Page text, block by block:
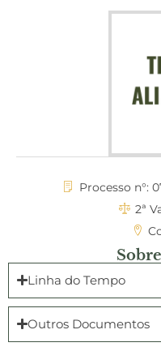
Processo n°:
2ª
Linha do Tempo
Outros Documentos